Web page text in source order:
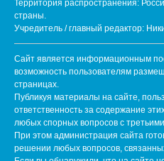
Территория распространения:
страны.
Учредитель / главный редактор:
Сайт является информационным
возможность пользователям
страницах.
Публикуя материалы на сайте,
ответственность за содержание
любых спорных вопросов с
При этом администрация сайта
решении любых вопросов,